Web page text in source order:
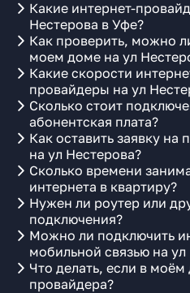
Какие интернет-
Нестерова в Уфе?
Как проверить, можно
моем доме на ул
Какие скорости
провайдеры на ул
Сколько стоит
абонентская плата?
Как оставить заявку на
на ул Нестерова?
Сколько времени
интернета в квартиру?
Нужен ли роутер или
подключения?
Можно ли подключить
мобильной связью на ул
Что делать, если в
провайдера?